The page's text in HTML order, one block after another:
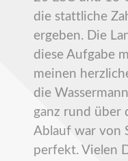
die stattliche
ergeben. Die
diese Aufgabe
meinen
die
ganz rund über
Ablauf war von
perfekt. Vielen